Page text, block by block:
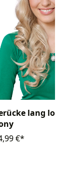
lang lockig
€*